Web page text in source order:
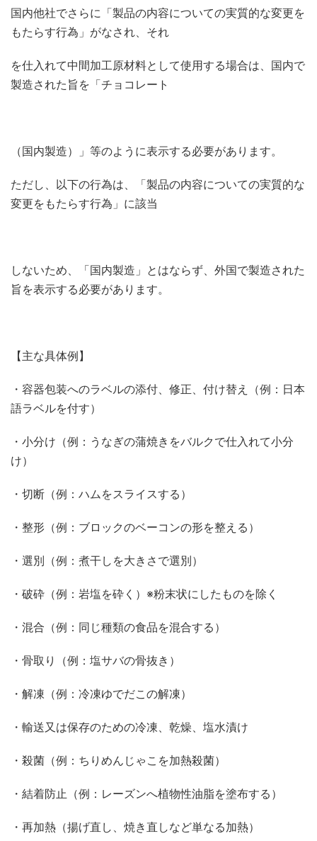
国内他社でさらに「製品の内容についての実質的な変更を
もたらす行為」がなされ、それ
を仕入れて中間加工原材料として使用する場合は、国内で
製造された旨を「チョコレート
（国内製造）」等のように表示する必要があります。
ただし、以下の行為は、「製品の内容についての実質的な
変更をもたらす行為」に該当
しないため、「国内製造」とはならず、外国で製造された
旨を表示する必要があります。
【主な具体例】
・容器包装へのラベルの添付、修正、付け替え（例：日本
語ラベルを付す）
・小分け（例：うなぎの蒲焼きをバルクで仕入れて小分
け）
・切断（例：ハムをスライスする）
・整形（例：ブロックのベーコンの形を整える）
・選別（例：煮干しを大きさで選別）
・破砕（例：岩塩を砕く）※粉末状にしたものを除く
・混合（例：同じ種類の食品を混合する）
・骨取り（例：塩サバの骨抜き）
・解凍（例：冷凍ゆでだこの解凍）
・輸送又は保存のための冷凍、乾燥、塩水漬け
・殺菌（例：ちりめんじゃこを加熱殺菌）
・結着防止（例：レーズンへ植物性油脂を塗布する）
・再加熱（揚げ直し、焼き直しなど単なる加熱）